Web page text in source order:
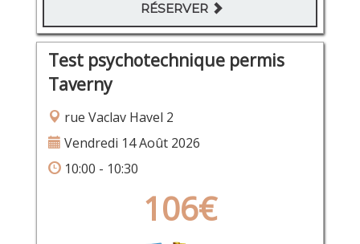
RÉSERVER
Test psychotechnique permis
Taverny
rue Vaclav Havel 2
Vendredi 14 Août 2026
10:00 - 10:30
106€